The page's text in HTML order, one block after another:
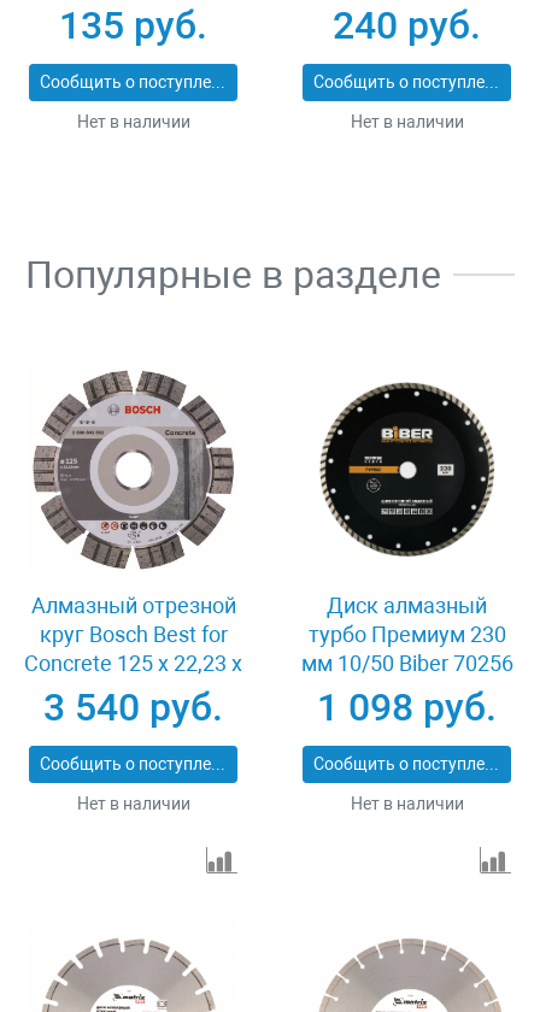
25_z01
135 руб.
Сообщить о поступлении
Нет в наличии
ЭКСПЕРТ 2053-
60_z01
240 руб.
Сообщить о поступлении
Нет в наличии
Популярные в разделе
Алмазный отрезной
круг Bosch Best for
Concrete 125 x 22,23 x
2,2 x 12 mm
3 540 руб.
Сообщить о поступлении
Нет в наличии
Диск алмазный
турбо Премиум 230
мм 10/50 Biber 70256
1 098 руб.
Сообщить о поступлении
Нет в наличии